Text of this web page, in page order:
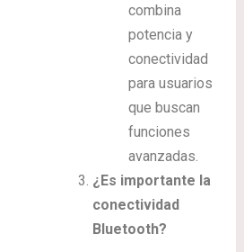
combina
potencia y
conectividad
para usuarios
que buscan
funciones
avanzadas.
¿Es importante la
conectividad
Bluetooth?